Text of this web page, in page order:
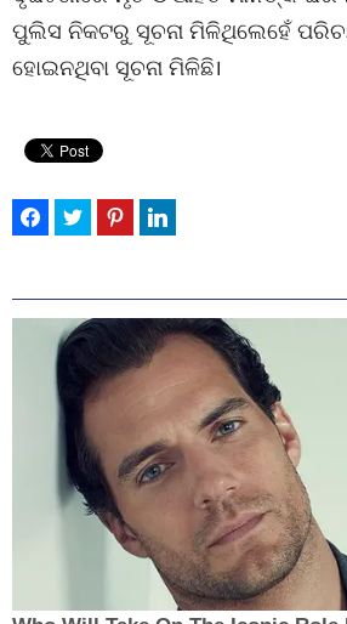
ପୁଲିସ ନିକଟରୁ ସୂଚନା ମିଳିଥିଲେହେଁ
ହୋଇନଥିବା ସୂଚନା ମିଳିଛି।